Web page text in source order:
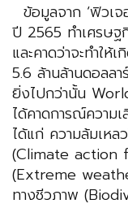
ข้อมูลจาก ‘ฟิวเ
ปี 2565 ทำเศรษฐ
และคาดว่าจะทำใ
5.6 ล้านล้านดอลล
ยิ่งไปกว่านั้น
ได้คาดการณ์ความ
ได้แก่ ความล้มเหล
(Climate action
(Extreme
ทางชีวภาพ